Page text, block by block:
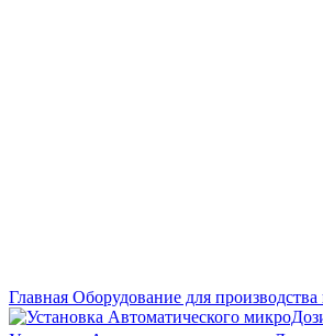
Главная Оборудование для